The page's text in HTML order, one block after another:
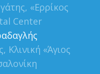
«Ερρίκος
Center
«Άγιος